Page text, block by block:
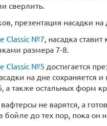
сверлить.
презентация насадки
Classic №7, насадка
размера 7-8.
Classic №5 достигается
на дне сохраняется
а также остальных форм
не варятся, а
бойле до тех пор, пока он